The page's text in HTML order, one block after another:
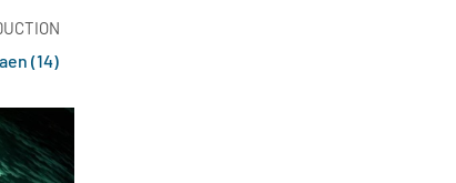
(14)